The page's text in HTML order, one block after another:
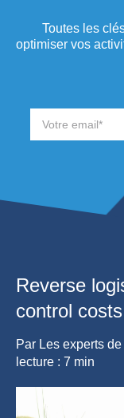
Toutes les
optimiser vos
Reverse
control costs
Par Les experts
lecture : 7 min